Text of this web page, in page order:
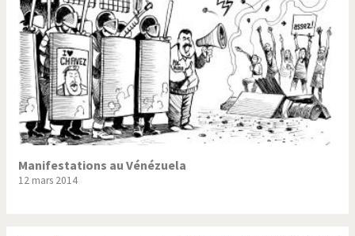
Manifestations au Vénézuela
12 mars 2014